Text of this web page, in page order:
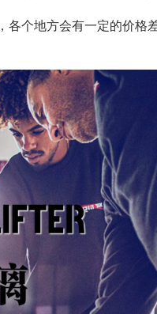
个地方会有一定的价格